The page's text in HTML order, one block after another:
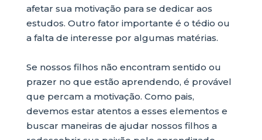
afetar sua motivação para se dedicar aos
estudos. Outro fator importante é o tédio ou
a falta de interesse por algumas matérias.
Se nossos filhos não encontram sentido ou
prazer no que estão aprendendo, é provável
que percam a motivação. Como pais,
devemos estar atentos a esses elementos e
buscar maneiras de ajudar nossos filhos a